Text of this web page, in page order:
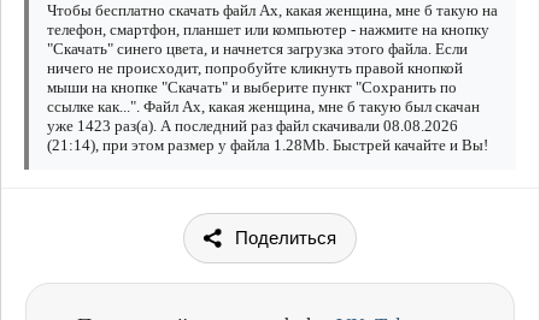
Чтобы бесплатно скачать файл Ах, какая женщина, мне б такую на
телефон, смартфон, планшет или компьютер - нажмите на кнопку
"Скачать" синего цвета, и начнется загрузка этого файла. Если
ничего не происходит, попробуйте кликнуть правой кнопкой
мыши на кнопке "Скачать" и выберите пункт "Сохранить по
ссылке как...". Файл Ах, какая женщина, мне б такую был скачан
уже 1423 раз(а). А последний раз файл скачивали 08.08.2026
(21:14), при этом размер у файла 1.28Mb. Быстрей качайте и Вы!
Поделиться